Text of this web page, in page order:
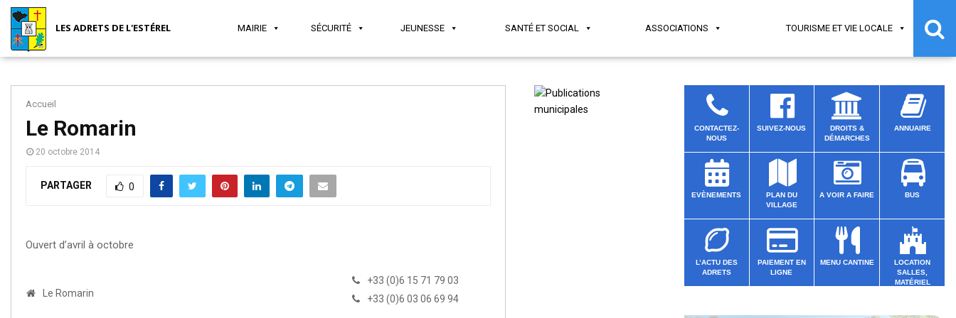
LES ADRETS DE L'ESTÉREL MAIRIE SÉCURITÉ JEUNESSE SANTÉ ET SOCIAL ASSOCIATIONS TOURISME ET VIE LOCALE
Accueil
Le Romarin
20 octobre 2014
PARTAGER 0
Ouvert d’avril à octobre
Le Romarin
+33 (0)6 15 71 79 03
+33 (0)6 03 06 69 94
CONTACTEZ-
NOUS
SUIVEZ-NOUS
DROITS &
DÉMARCHES
ANNUAIRE
EVÈNEMENTS
PLAN DU
VILLAGE
A VOIR A FAIRE BUS
L’ACTU DES
ADRETS
PAIEMENT EN
LIGNE
MENU CANTINE
LOCATION
SALLES,
MATÉRIEL
MAIRIESÉCURITÉ JEUNESSE
ET ET VIE